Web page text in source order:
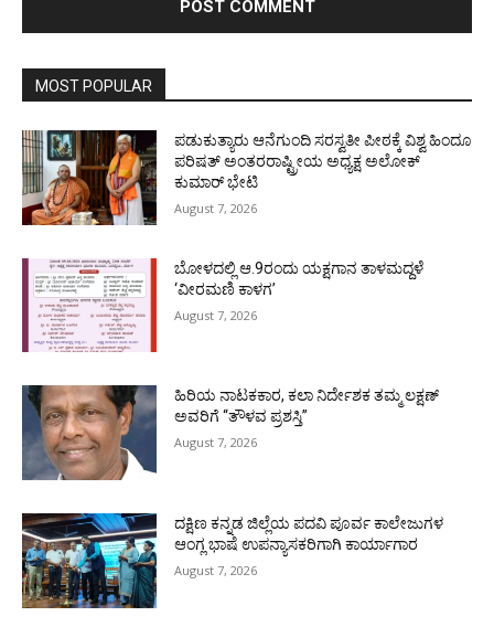
MOST POPULAR
ಪಡುಕುತ್ಯಾರು ಆನೆಗುಂದಿ ಸರಸ್ವತೀ ಪೀಠಕ್ಕೆ ವಿಶ್ವ ಹಿಂದೂ
ಪರಿಷತ್ ಅಂತರರಾಷ್ಟ್ರೀಯ ಅಧ್ಯಕ್ಷ ಅಲೋಕ್
ಕುಮಾರ್ ಭೇಟಿ
August 7, 2026
ಬೋಳದಲ್ಲಿ ಆ.9ರಂದು ಯಕ್ಷಗಾನ ತಾಳಮದ್ದಳೆ
‘ವೀರಮಣಿ ಕಾಳಗ’
August 7, 2026
ಹಿರಿಯ ನಾಟಕಕಾರ, ಕಲಾ ನಿರ್ದೇಶಕ ತಮ್ಮ ಲಕ್ಷಣ್
ಅವರಿಗೆ “ತೌಳವ ಪ್ರಶಸ್ತಿ”
August 7, 2026
ದಕ್ಷಿಣ ಕನ್ನಡ ಜಿಲ್ಲೆಯ ಪದವಿ ಪೂರ್ವ ಕಾಲೇಜುಗಳ
ಆಂಗ್ಲ ಭಾಷೆ ಉಪನ್ಯಾಸಕರಿಗಾಗಿ ಕಾರ್ಯಾಗಾರ
August 7, 2026